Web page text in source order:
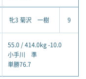
牝3 菊沢 一樹 9
55.0 / 414.0kg -10.0
小手川 準
単勝76.7